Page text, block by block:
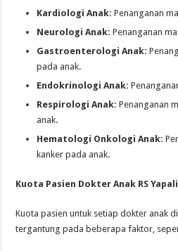
Kardiologi Anak: Penanganan
Neurologi Anak: Penanganan
Gastroenterologi Anak:
pada anak.
Endokrinologi Anak:
Respirologi Anak: Penanganan
anak.
Hematologi Onkologi Anak:
kanker pada anak.
Kuota Pasien Dokter Anak RS
Kuota pasien untuk setiap dokter anak di
tergantung pada beberapa faktor,